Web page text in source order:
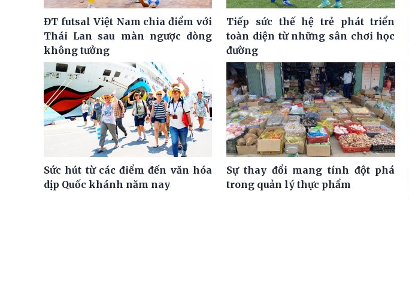
ĐT futsal Việt Nam chia điểm với
Thái Lan sau màn ngược dòng
không tưởng
Tiếp sức thế hệ trẻ phát triển
toàn diện từ những sân chơi học
đường
Sức hút từ các điểm đến văn hóa
dịp Quốc khánh năm nay
Sự thay đổi mang tính đột phá
trong quản lý thực phẩm